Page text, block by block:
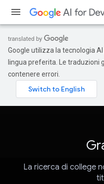
Google utilizza la tecnologia
lingua preferita. Le traduzioni
contenere errori.
La ricerca di college